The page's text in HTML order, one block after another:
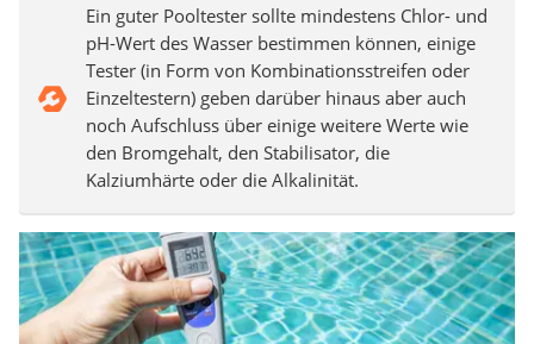
Ein guter Pooltester sollte mindestens Chlor- und
pH-Wert des Wasser bestimmen können, einige
Tester (in Form von Kombinationsstreifen oder
Einzeltestern) geben darüber hinaus aber auch
noch Aufschluss über einige weitere Werte wie
den Bromgehalt, den Stabilisator, die
Kalziumhärte oder die Alkalinität.